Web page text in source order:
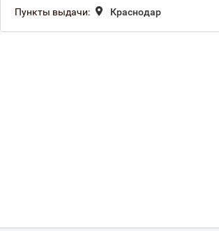
Пункты выдачи: Краснодар